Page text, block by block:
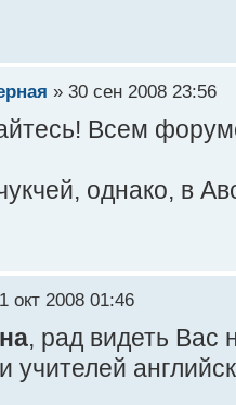
» 30 сен 2008 23:56
Всем
однако, в
окт 2008 01:46
, рад видеть Вас
учителей